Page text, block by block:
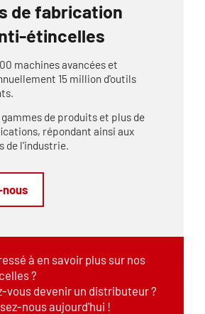
de fabrication
étincelles
machines avancées et
15 million d'outils
de produits et plus de
répondant ainsi aux
de l'industrie.
à en savoir plus sur nos
?
vous devenir un distributeur ?
nous aujourd'hui !